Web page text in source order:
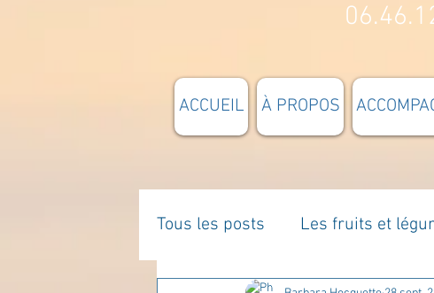
ACCUEIL À PROPOS
Tous les posts Les fruits et